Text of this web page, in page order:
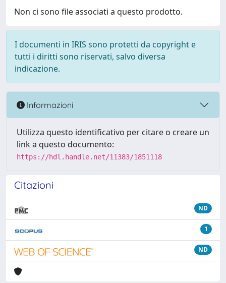
Non ci sono file associati a questo prodotto.
I documenti in IRIS sono protetti da copyright e
tutti i diritti sono riservati, salvo diversa
indicazione.
Informazioni
Utilizza questo identificativo per citare o creare un
link a questo documento:
https://hdl.handle.net/11383/1851118
Citazioni
ND
1
ND